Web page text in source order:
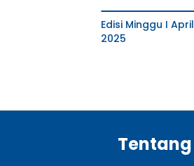
Edisi Minggu I April
2025